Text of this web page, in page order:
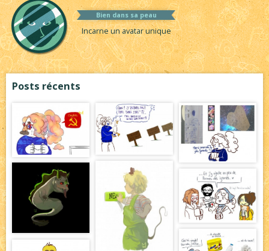
Bien dans sa peau
Incarne un avatar unique
Posts récents